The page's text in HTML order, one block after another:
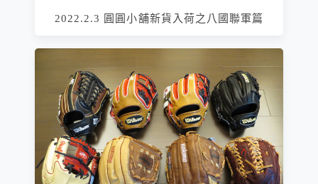
2022.2.3 圓圓小舖新貨入荷之八國聯軍篇